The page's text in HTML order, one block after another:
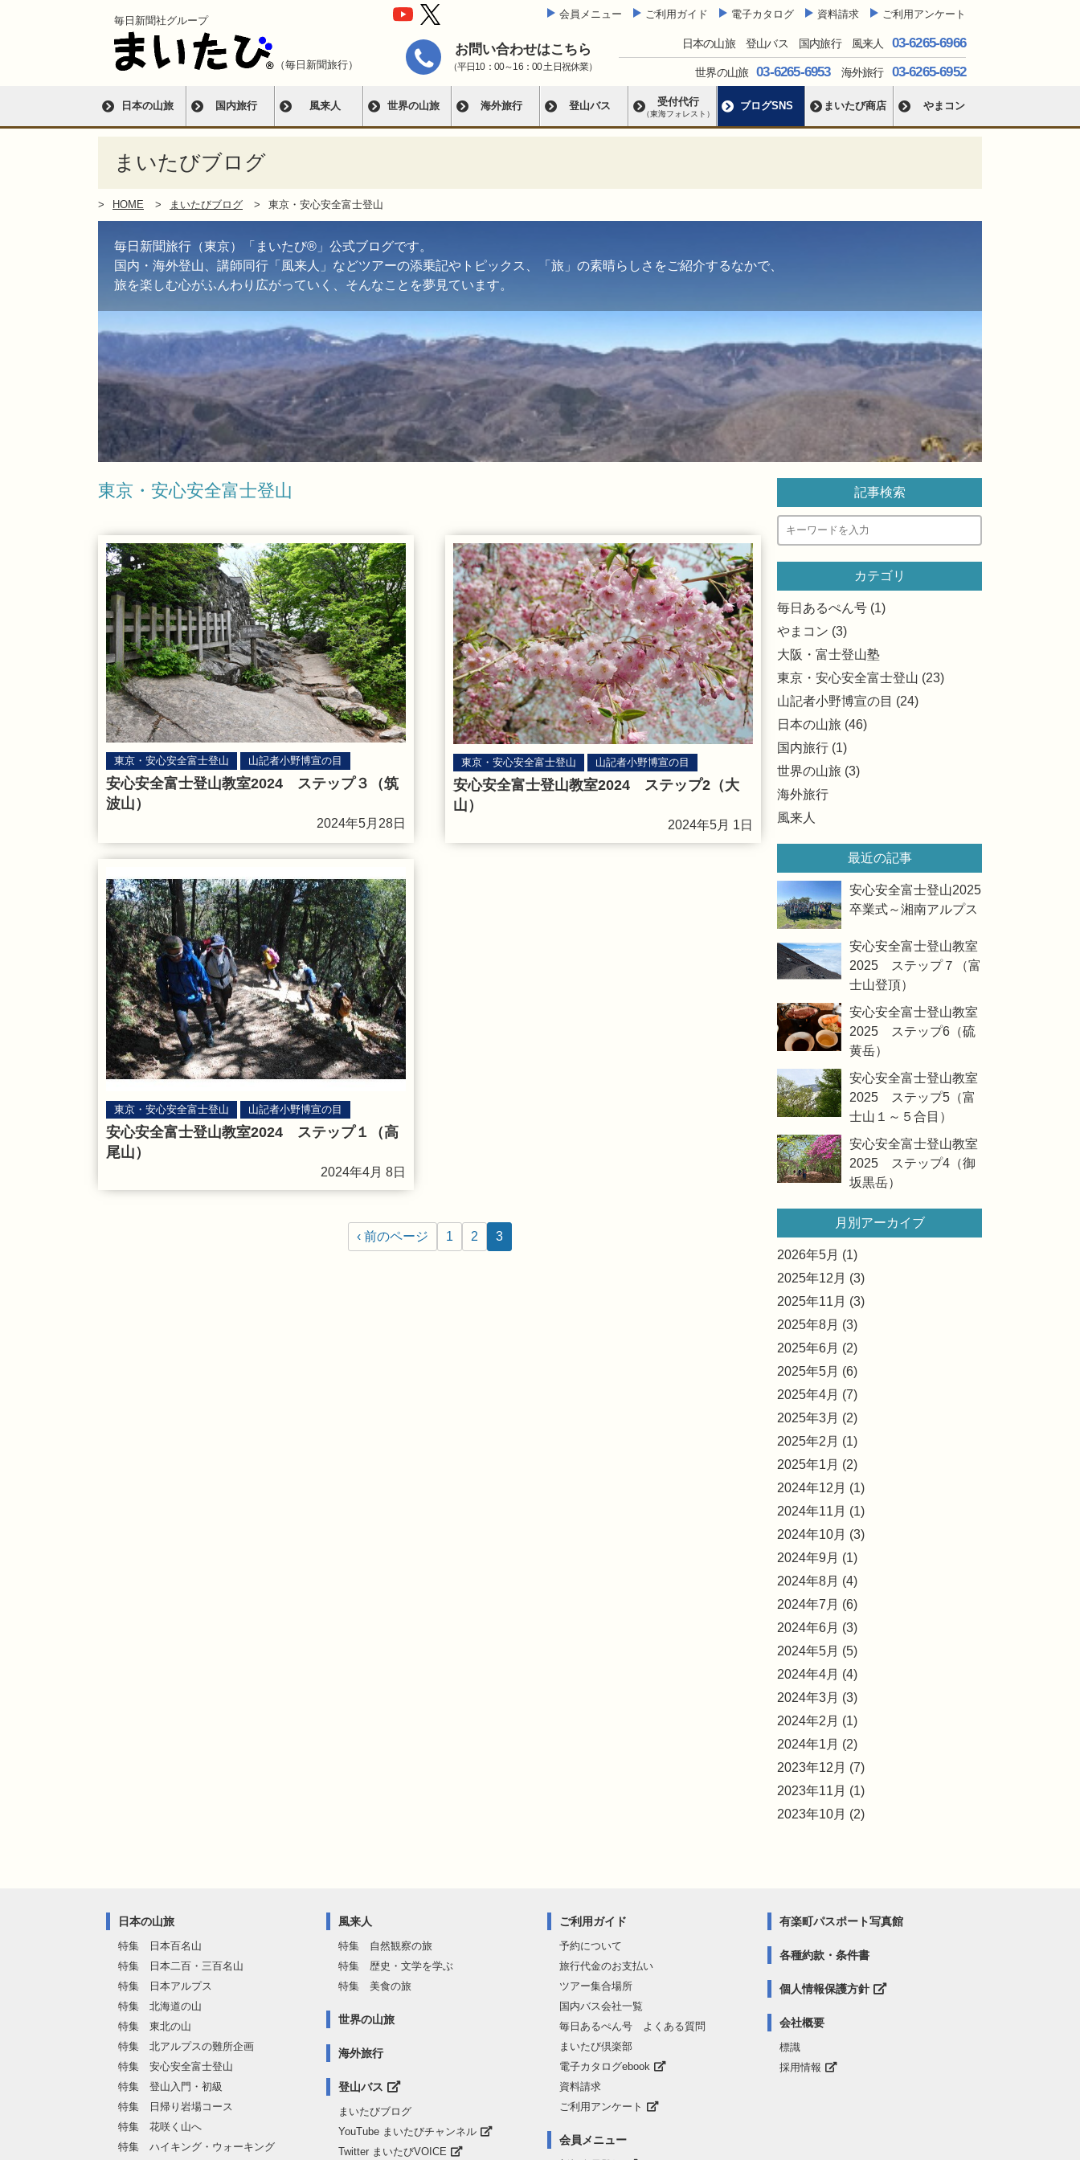
毎日新聞社グループ
（毎日新聞旅行）
会員メニュー ご利用ガイド 電子カタログ 資料請求 ご利用アンケート
お問い合わせはこちら
（平日10：00～16：00 土日祝休業）
日本の山旅 登山バス 国内旅行 風来人 03-6265-6966
世界の山旅 03-6265-6953海外旅行 03-6265-6952
日本の山旅 国内旅行 風来人 世界の山旅 海外旅行 登山バス 受付代行
（東海フォレスト）
ブログSNS まいたび商店 やまコン
まいたびブログ
HOME まいたびブログ 東京・安心安全富士登山
毎日新聞旅行（東京）「まいたび®」公式ブログです。
国内・海外登山、講師同行「風来人」などツアーの添乗記やトピックス、「旅」の素晴らしさをご紹介するなかで、
旅を楽しむ心がふんわり広がっていく、そんなことを夢見ています。
東京・安心安全富士登山
東京・安心安全富士登山 山記者小野博宣の目
安心安全富士登山教室2024 ステップ３（筑
波山）
2024年5月28日
東京・安心安全富士登山 山記者小野博宣の目
安心安全富士登山教室2024 ステップ2（大
山）
2024年5月 1日
東京・安心安全富士登山 山記者小野博宣の目
安心安全富士登山教室2024 ステップ１（高
尾山）
2024年4月 8日
‹ 前のページ 1 2 3
記事検索
カテゴリ
毎日あるぺん号 (1)
やまコン (3)
大阪・富士登山塾
東京・安心安全富士登山 (23)
山記者小野博宣の目 (24)
日本の山旅 (46)
国内旅行 (1)
世界の山旅 (3)
海外旅行
風来人
最近の記事
安心安全富士登山2025
卒業式～湘南アルプス
安心安全富士登山教室
2025 ステップ７（富
士山登頂）
安心安全富士登山教室
2025 ステップ6（硫
黄岳）
安心安全富士登山教室
2025 ステップ5（富
士山１～５合目）
安心安全富士登山教室
2025 ステップ4（御
坂黒岳）
月別アーカイブ
2026年5月 (1)
2025年12月 (3)
2025年11月 (3)
2025年8月 (3)
2025年6月 (2)
2025年5月 (6)
2025年4月 (7)
2025年3月 (2)
2025年2月 (1)
2025年1月 (2)
2024年12月 (1)
2024年11月 (1)
2024年10月 (3)
2024年9月 (1)
2024年8月 (4)
2024年7月 (6)
2024年6月 (3)
2024年5月 (5)
2024年4月 (4)
2024年3月 (3)
2024年2月 (1)
2024年1月 (2)
2023年12月 (7)
2023年11月 (1)
2023年10月 (2)
日本の山旅
特集 日本百名山
特集 日本二百・三百名山
特集 日本アルプス
特集 北海道の山
特集 東北の山
特集 北アルプスの難所企画
特集 安心安全富士登山
特集 登山入門・初級
特集 日帰り岩場コース
特集 花咲く山へ
特集 ハイキング・ウォーキング
風来人
特集 自然観察の旅
特集 歴史・文学を学ぶ
特集 美食の旅
世界の山旅
海外旅行
登山バス
まいたびブログ
YouTube まいたびチャンネル
Twitter まいたびVOICE
ご利用ガイド
予約について
旅行代金のお支払い
ツアー集合場所
国内バス会社一覧
毎日あるぺん号 よくある質問
まいたび倶楽部
電子カタログebook
資料請求
ご利用アンケート
会員メニュー
有楽町パスポート写真館
各種約款・条件書
個人情報保護方針
会社概要
標識
採用情報